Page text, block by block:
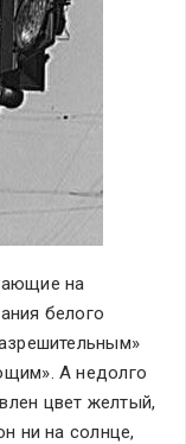
на
белого
А недолго
цвет желтый,
ни на солнце,